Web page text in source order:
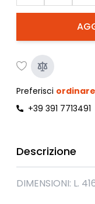
Preferisci
+39 391 7713491
Descrizione
DIMENSIONI: L.